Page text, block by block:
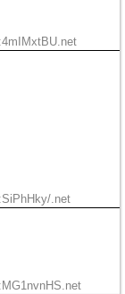
.net